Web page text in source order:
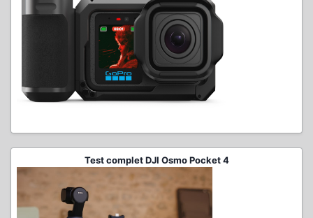
Test complet DJI Osmo Pocket 4